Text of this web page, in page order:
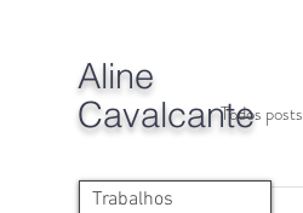
Trabalhos
Aline
CavalcanteTodos posts